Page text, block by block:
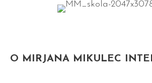
O MIRJANA MIKULEC